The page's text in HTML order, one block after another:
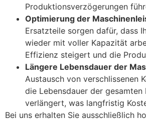
Produktionsverzögerungen
Optimierung der
Ersatzteile sorgen dafür, dass
wieder mit voller Kapazität
Effizienz steigert und die
Längere Lebensdauer der
Austausch von verschlissenen
die Lebensdauer der gesamten
verlängert, was langfristig
Bei uns erhalten Sie ausschließlich